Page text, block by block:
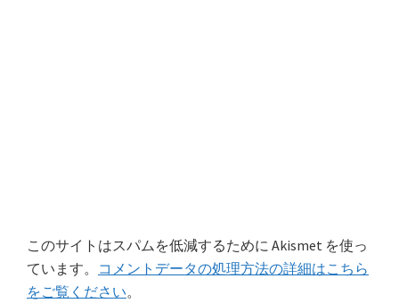
このサイトはスパムを低減するために Akismet を使っ
ています。 コメントデータの処理方法の詳細はこちら
をご覧ください。